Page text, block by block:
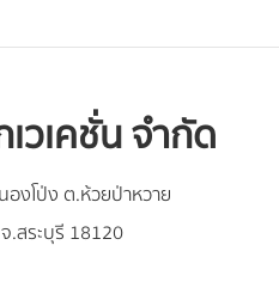
เวเคชั่น จำกัด
งโป่ง ต.ห้วยป่าหวาย
.สระบุรี 18120